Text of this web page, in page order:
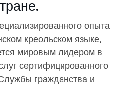
опыта
креольском языке,
мировым лидером в
сертифицированного
гражданства и